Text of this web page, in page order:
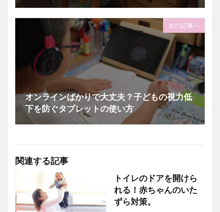
次の記事へ
オンラインばかりで大丈夫？子どもの視力低
下を防ぐタブレットの使い方
関連する記事
子育てお役立ち情報
トイレのドアを開けら
れる！赤ちゃんのいた
ずら対策。